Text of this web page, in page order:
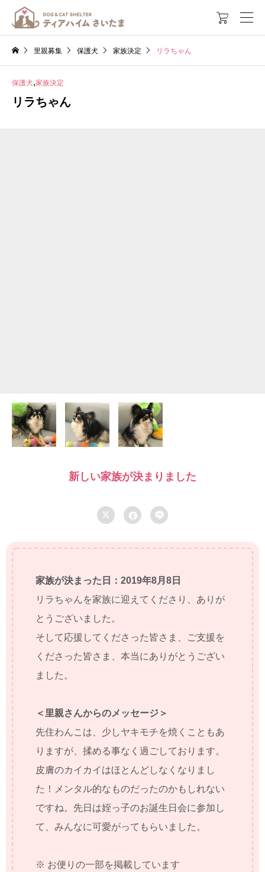

里親募集 保護犬 家族決定 リラちゃん
保護犬,家族決定
リラちゃん
新しい家族が決まりました
  
家族が決まった日：2019年8月8日
リラちゃんを家族に迎えてくださり、ありが
とうございました。
そして応援してくださった皆さま、ご支援を
くださった皆さま、本当にありがとうござい
ました。
＜里親さんからのメッセージ＞
先住わんこは、少しヤキモチを焼くこともあ
りますが、揉める事なく過ごしております。
皮膚のカイカイはほとんどしなくなりまし
た！メンタル的なものだったのかもしれない
ですね。先日は姪っ子のお誕生日会に参加し
て、みんなに可愛がってもらいました。
※ お便りの一部を掲載しています